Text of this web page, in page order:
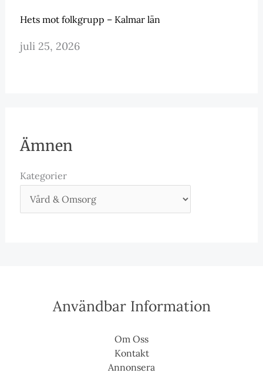
Hets mot folkgrupp – Kalmar län
juli 25, 2026
Ämnen
Kategorier
Användbar Information
Om Oss
Kontakt
Annonsera